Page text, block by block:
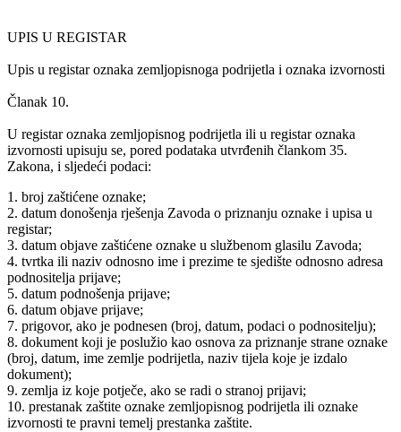
UPIS U REGISTAR
Upis u registar oznaka zemljopisnoga podrijetla i oznaka izvornosti
Članak 10.
U registar oznaka zemljopisnog podrijetla ili u registar oznaka
izvornosti upisuju se, pored podataka utvrđenih člankom 35.
Zakona, i sljedeći podaci:
1. broj zaštićene oznake;
2. datum donošenja rješenja Zavoda o priznanju oznake i upisa u
registar;
3. datum objave zaštićene oznake u službenom glasilu Zavoda;
4. tvrtka ili naziv odnosno ime i prezime te sjedište odnosno adresa
podnositelja prijave;
5. datum podnošenja prijave;
6. datum objave prijave;
7. prigovor, ako je podnesen (broj, datum, podaci o podnositelju);
8. dokument koji je poslužio kao osnova za priznanje strane oznake
(broj, datum, ime zemlje podrijetla, naziv tijela koje je izdalo
dokument);
9. zemlja iz koje potječe, ako se radi o stranoj prijavi;
10. prestanak zaštite oznake zemljopisnog podrijetla ili oznake
izvornosti te pravni temelj prestanka zaštite.